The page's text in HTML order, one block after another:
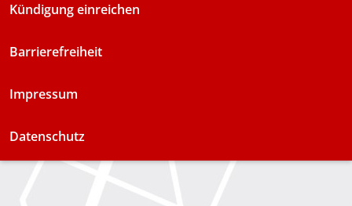
Kündigung einreichen
Barrierefreiheit
Impressum
Datenschutz